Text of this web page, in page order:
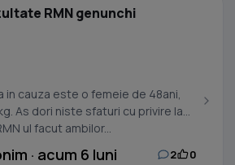
RMN genunchi
in cauza este o femeie de 48ani,
As dori niste sfaturi cu privire la
ul facut ambilor...
· acum 6 luni 2 0